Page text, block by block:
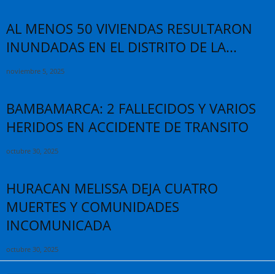
AL MENOS 50 VIVIENDAS RESULTARON
INUNDADAS EN EL DISTRITO DE LA...
noviembre 5, 2025
BAMBAMARCA: 2 FALLECIDOS Y VARIOS
HERIDOS EN ACCIDENTE DE TRANSITO
octubre 30, 2025
HURACAN MELISSA DEJA CUATRO
MUERTES Y COMUNIDADES
INCOMUNICADA
octubre 30, 2025